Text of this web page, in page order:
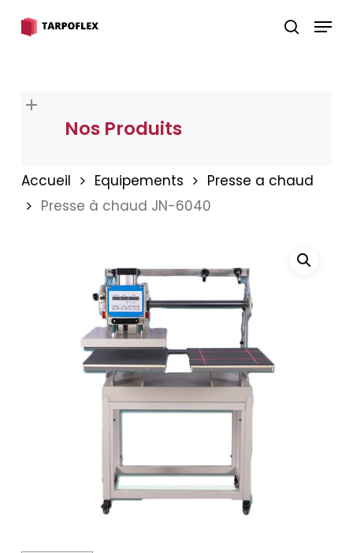
search
Menu
Nos Produits
Accueil Equipements
Presse a chaud
Presse à chaud JN-6040